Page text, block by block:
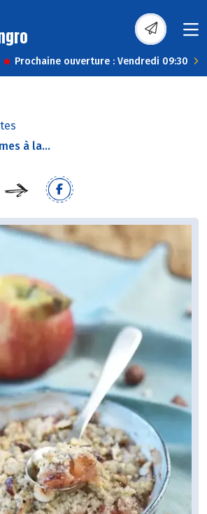
Prochaine ouverture : Vendredi 09:30
à la...